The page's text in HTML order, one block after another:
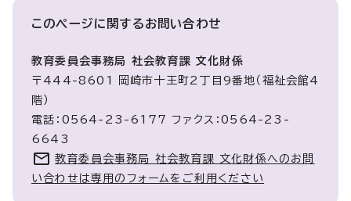
このページに関するお問い合わせ
教育委員会事務局 社会教育課 文化財係
〒444-8601 岡崎市十王町2丁目9番地（福祉会館4
階）
電話：0564-23-6177 ファクス：0564-23-
6643
教育委員会事務局 社会教育課 文化財係へのお問
い合わせは専用のフォームをご利用ください